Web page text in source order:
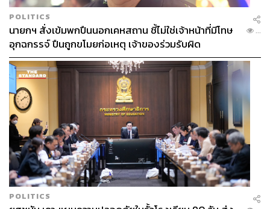
POLITICS
นายกฯ สั่งเข้มพกปืนนอกเคหสถาน ชี้ไม่ใช่เจ้าหน้าที่มีโทษ
อุกฉกรรจ์ ปืนถูกขโมยก่อเหตุ เจ้าของร่วมรับผิด
...
POLITICS